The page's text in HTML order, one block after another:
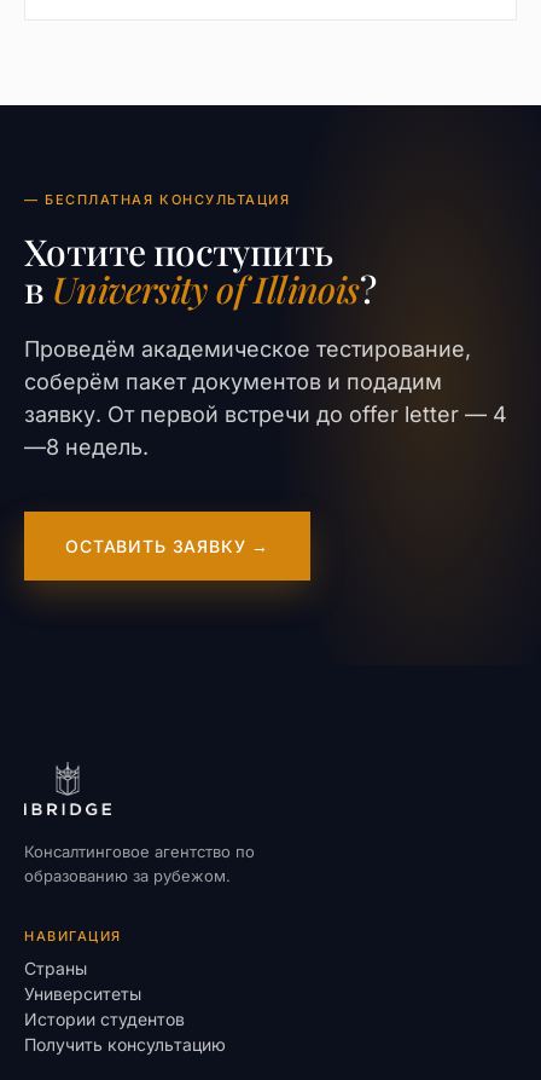
— БЕСПЛАТНАЯ КОНСУЛЬТАЦИЯ
Хотите поступить
в University of Illinois?
Проведём академическое тестирование,
соберём пакет документов и подадим
заявку. От первой встречи до offer letter — 4
—8 недель.
ОСТАВИТЬ ЗАЯВКУ →
Консалтинговое агентство по
образованию за рубежом.
НАВИГАЦИЯ
Страны
Университеты
Истории студентов
Получить консультацию